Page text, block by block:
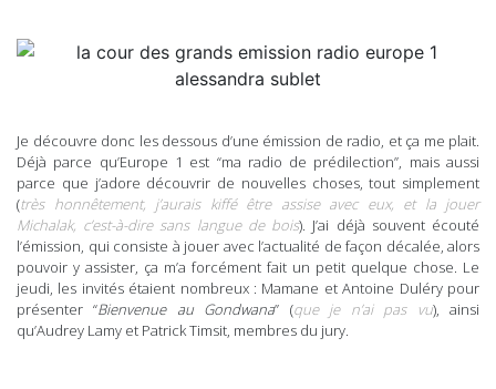
Je découvre donc les dessous d’une émission de radio, et ça me plait.
Déjà parce qu’Europe 1 est “ma radio de prédilection”, mais aussi
parce que j’adore découvrir de nouvelles choses, tout simplement
(très honnêtement, j’aurais kiffé être assise avec eux, et la jouer
Michalak, c’est-à-dire sans langue de bois). J’ai déjà souvent écouté
l’émission, qui consiste à jouer avec l’actualité de façon décalée, alors
pouvoir y assister, ça m’a forcément fait un petit quelque chose. Le
jeudi, les invités étaient nombreux : Mamane et Antoine Duléry pour
présenter “Bienvenue au Gondwana” (que je n’ai pas vu), ainsi
qu’Audrey Lamy et Patrick Timsit, membres du jury.